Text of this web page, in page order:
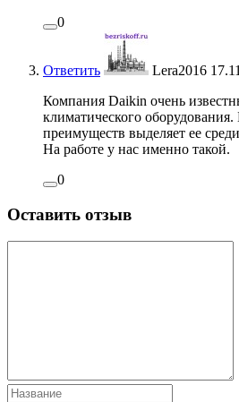
0
Ответить Lera2016
Компания Daikin очень
климатического
преимуществ выделяет ее
На работе у нас именно такой.
0
Оставить отзыв